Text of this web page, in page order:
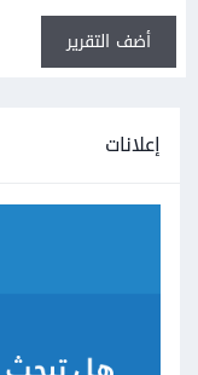
أضف التقرير
إعلانات